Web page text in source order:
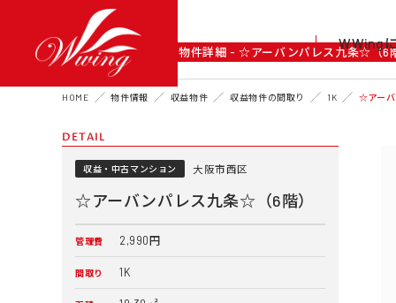
WWing
DETAIL 物件詳細 - ☆アーバンパレス九条☆（6
HOME 物件情報 収益物件 収益物件の間取り 1K ☆アー
DETAIL
収益・中古マンション 大阪市西区
☆アーバンパレス九条☆（6階）
管理費 2,990円
間取り 1K